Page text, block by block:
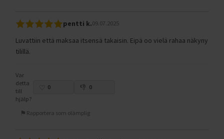
pentti k.09.07.2025
Luvattiin että maksaa itsensä takaisin. Eipä oo vielä rahaa näkyny
tilillä.
Var
detta
till
hjälp?
0 0
Rapportera som olämplig